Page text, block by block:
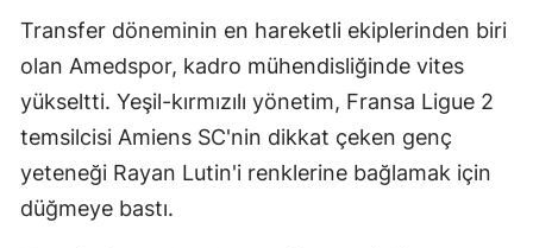
Transfer döneminin en hareketli ekiplerinden biri
olan Amedspor, kadro mühendisliğinde vites
yükseltti. Yeşil-kırmızılı yönetim, Fransa Ligue 2
temsilcisi Amiens SC'nin dikkat çeken genç
yeteneği Rayan Lutin'i renklerine bağlamak için
düğmeye bastı.